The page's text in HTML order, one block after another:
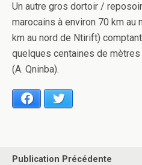
Un autre gros dortoir /
marocains à environ 70 km au
km au nord de Ntirift)
quelques centaines de
(A. Qninba).
Facebook
Publication Précédente